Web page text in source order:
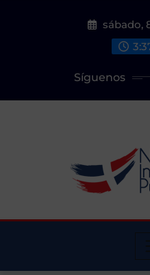
sábado,
Síguenos